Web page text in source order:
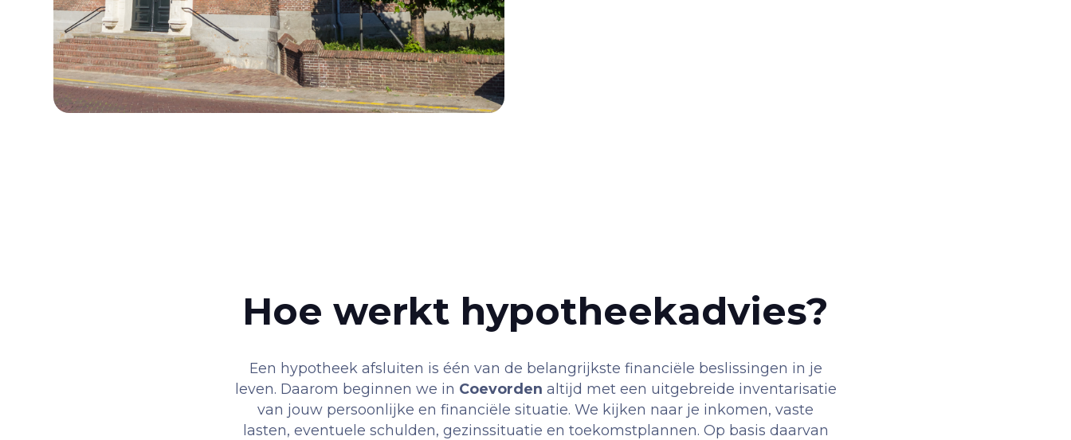
Hoe werkt hypotheekadvies?
Een hypotheek afsluiten is één van de belangrijkste financiële beslissingen in je
leven. Daarom beginnen we in Coevorden altijd met een uitgebreide inventarisatie
van jouw persoonlijke en financiële situatie. We kijken naar je inkomen, vaste
lasten, eventuele schulden, gezinssituatie en toekomstplannen. Op basis daarvan